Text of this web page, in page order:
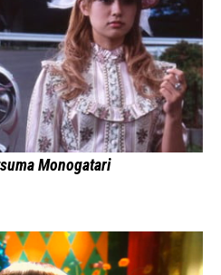
Monogatari